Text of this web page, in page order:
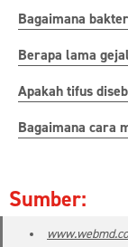
Bagaimana
Berapa lama
Apakah tifus
Bagaimana cara
Sumber: